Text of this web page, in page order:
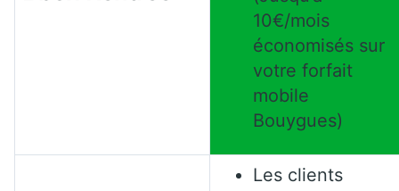
10€/mois
économisés sur
votre forfait
mobile
Bouygues)
Les clients